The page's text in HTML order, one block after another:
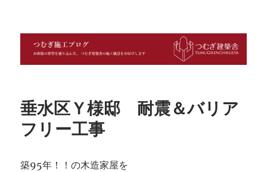
つむぎ施工ブログ
垂水区Ｙ様邸 耐震＆バリア
フリー工事
築95年！！の木造家屋を